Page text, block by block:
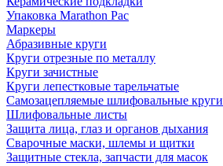
Упаковка Marathon Pac
Маркеры
Абразивные круги
Круги отрезные по металлу
Круги зачистные
Круги лепестковые тарельчатые
Самозацепляемые шлифовальные круги
Шлифовальные листы
Защита лица, глаз и органов дыхания
Сварочные маски, шлемы и щитки
Защитные стекла, запчасти для масок